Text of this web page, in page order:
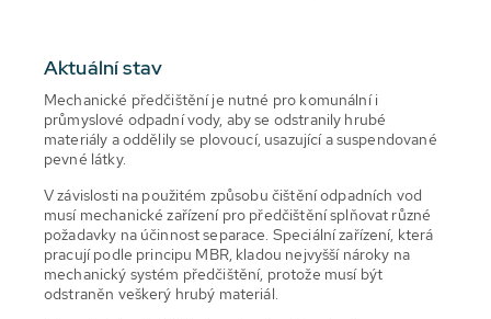
Aktuální stav
Mechanické předčištění je nutné pro komunální i
průmyslové odpadní vody, aby se odstranily hrubé
materiály a oddělily se plovoucí, usazující a suspendované
pevné látky.
V závislosti na použitém způsobu čištění odpadních vod
musí mechanické zařízení pro předčištění splňovat různé
požadavky na účinnost separace. Speciální zařízení, která
pracují podle principu MBR, kladou nejvyšší nároky na
mechanický systém předčištění, protože musí být
odstraněn veškerý hrubý materiál.